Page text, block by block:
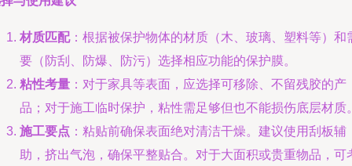
材质匹配：根据被保护物体的材质（木、玻璃、塑料等）和
要（防刮、防爆、防污）选择相应功能的保护膜。
粘性考量 ：对于家具等表面，应选择可移除、不留残胶的产
品；对于施工临时保护，粘性需足够但也不能损伤底层材质
施工要点 ：粘贴前确保表面绝对清洁干燥。建议使用刮板辅
助，挤出气泡，确保平整贴合。对于大面积或贵重物品，可